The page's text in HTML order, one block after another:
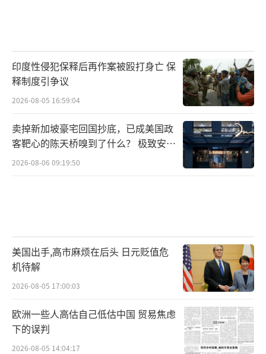
印度性侵犯保释后再作案被殴打身亡 保
释制度引争议
2026-08-05 16:59:04
卖掉新加坡豪宅回国抄底，已成美国政
客靶心的陈天桥嗅到了什么？ 极致安全
的追寻
2026-08-06 09:19:50
美国出手,高市麻烦在后头 日元贬值危
机待解
2026-08-05 17:00:03
欧洲一些人高估自己低估中国 贸易焦虑
下的误判
2026-08-05 14:04:17